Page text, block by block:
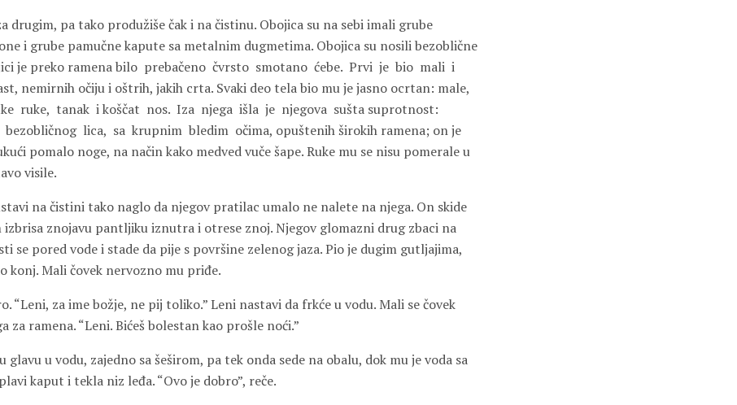
drugim, pa tako produžiše čak i na čistinu. Obojica su na sebi imali grube
i grube pamučne kapute sa metalnim dugmetima. Obojica su nosili bezoblične
je preko ramena bilo prebačeno čvrsto smotano ćebe. Prvi je bio mali i
nemirnih očiju i oštrih, jakih crta. Svaki deo tela bio mu je jasno ocrtan: male,
ruke, tanak i koščat nos. Iza njega išla je njegova sušta suprotnost:
bezobličnog lica, sa krupnim bledim očima, opuštenih širokih ramena; on je
pomalo noge, na način kako medved vuče šape. Ruke mu se nisu pomerale u
visile.
na čistini tako naglo da njegov pratilac umalo ne nalete na njega. On skide
izbrisa znojavu pantljiku iznutra i otrese znoj. Njegov glomazni drug zbaci na
se pored vode i stade da pije s površine zelenog jaza. Pio je dugim gutljajima,
konj. Mali čovek nervozno mu priđe.
“Leni, za ime božje, ne pij toliko.” Leni nastavi da frkće u vodu. Mali se čovek
za ramena. “Leni. Bićeš bolestan kao prošle noći.”
glavu u vodu, zajedno sa šeširom, pa tek onda sede na obalu, dok mu je voda sa
kaput i tekla niz leđa. “Ovo je dobro”, reče.